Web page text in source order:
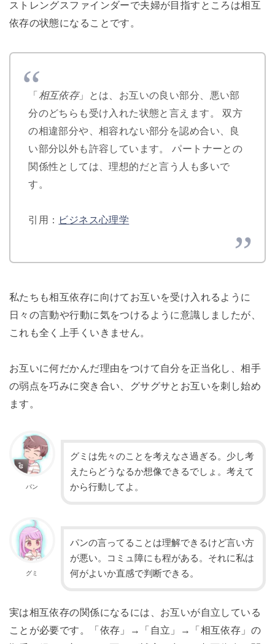
ストレングスファインダーで夫婦が目指すところは相互
依存の状態になることです。
「相互依存」とは、お互いの良い部分、悪い部
分のどちらも受け入れた状態と言えます。 双方
の相違部分や、相容れない部分を認め合い、良
い部分以外も許容しています。 パートナーとの
関係性としては、理想的だと言う人も多いで
す。
引用： ビジネス心理学
私たちも相互依存に向けてお互いを受け入れるように
日々の言動や行動に気をつけるように意識しましたが、
これも全く上手くいきません。
お互いに何だかんだ理由をつけて自分を正当化し、相手
の弱点を巧みに突き合い、グサグサとお互いを刺し始め
ます。
パン
グミは先々のことを考えなさ過ぎる。少し考
えたらどうなるか想像できるでしょ。考えて
から行動してよ。
グミ
パンの言ってることは理解できるけど言い方
が悪い。コミュ障にも程がある。それに私は
何がよいか直感で判断できる。
実は相互依存の関係になるには、お互いが自立している
ことが必要です。「依存」→「自立」→「相互依存」の